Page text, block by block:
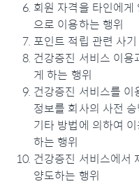
회원 자격을 타인에게
으로 이용하는 행위
포인트 적립 관련 사
건강증진 서비스 이
게 하는 행위
건강증진 서비스를
정보를 회사의 사전
기타 방법에 의하여
하는 행위
건강증진 서비스에서
양도하는 행위